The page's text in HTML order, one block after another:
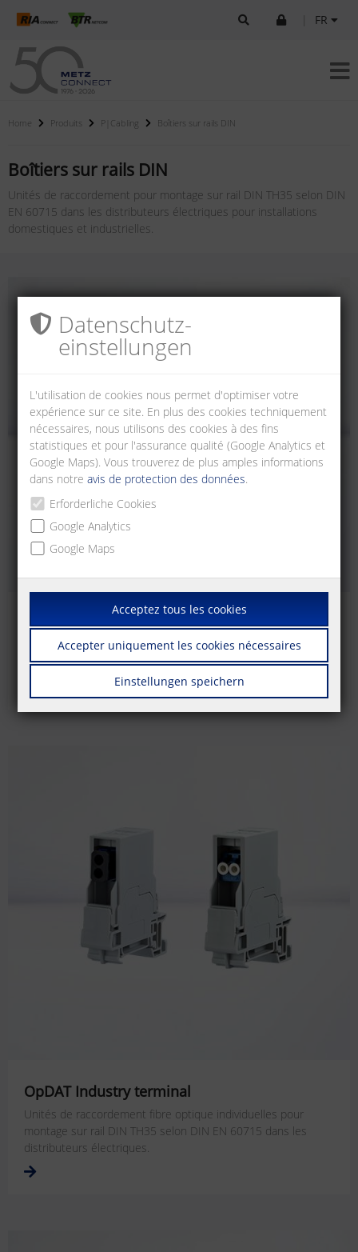
FR
Home Produits P|Cabling Boîtiers sur rails DIN
Boîtiers sur rails DIN
Unités de raccordement pour montage sur rail DIN TH35 selon DIN
EN 60715 dans les distributeurs électriques pour installations
domestiques et industrielles.
RJ45
Unités de raccordement RJ45 pour montage sur rail DIN TH35
selon DIN EN 60715 dans les distributeurs électriques.
OpDAT Industry terminal
Unités de raccordement fibre optique individuelles pour
montage sur rail DIN TH35 selon DIN EN 60715 dans les
distributeurs électriques.
Datenschutz­
einstellungen
L'utilisation de cookies nous permet d'optimiser votre
expérience sur ce site. En plus des cookies techniquement
nécessaires, nous utilisons des cookies à des fins
statistiques et pour l'assurance qualité (Google Analytics et
Google Maps). Vous trouverez de plus amples informations
dans notreavis de protection des données.
Erforderliche Cookies
Google Analytics
Google Maps
Acceptez tous les cookies
Accepter uniquement les cookies nécessaires
Einstellungen speichern